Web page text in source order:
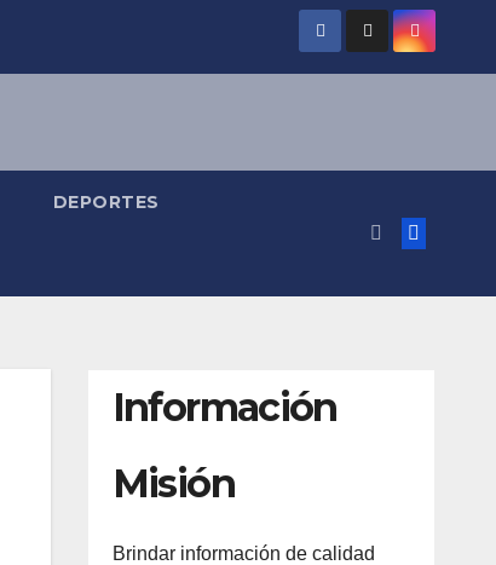
DEPORTES
Información
Misión
Brindar información de calidad